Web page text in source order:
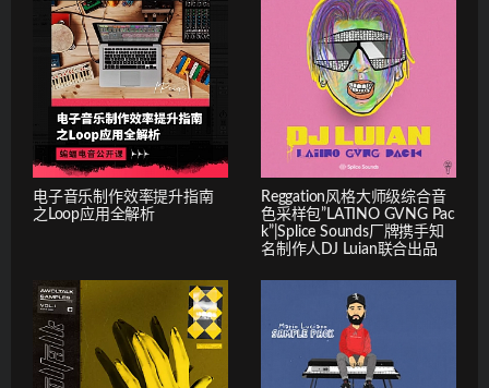
电子音乐制作效率提升指南
之Loop应用全解析
Reggation风格大师级综合音
色采样包”LATINO GVNG Pac
k”|Splice Sounds厂牌携手知
名制作人DJ Luian联合出品